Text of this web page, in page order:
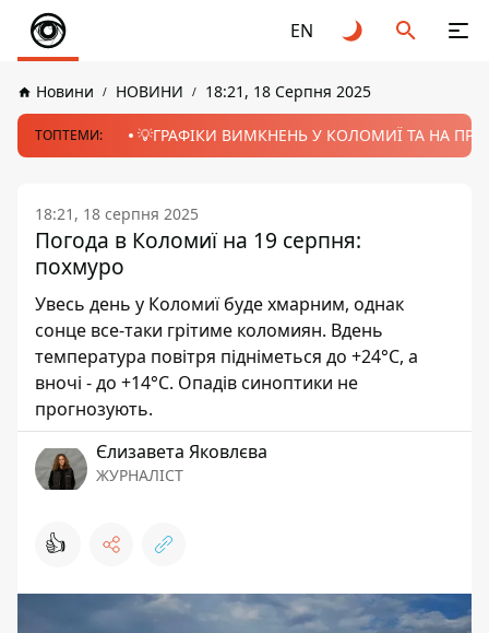
EN
Новини НОВИНИ 18:21, 18 Серпня 2025
ТОПТЕМИ: 💡ГРАФІКИ ВИМКНЕНЬ У КОЛОМИЇ ТА НА
18:21, 18 серпня 2025
Погода в Коломиї на 19 серпня:
похмуро
Увесь день у Коломиї буде хмарним, однак
сонце все-таки грітиме коломиян. Вдень
температура повітря підніметься до +24°С, а
вночі - до +14°С. Опадів синоптики не
прогнозують.
Єлизавета Яковлєва
ЖУРНАЛІСТ
👍